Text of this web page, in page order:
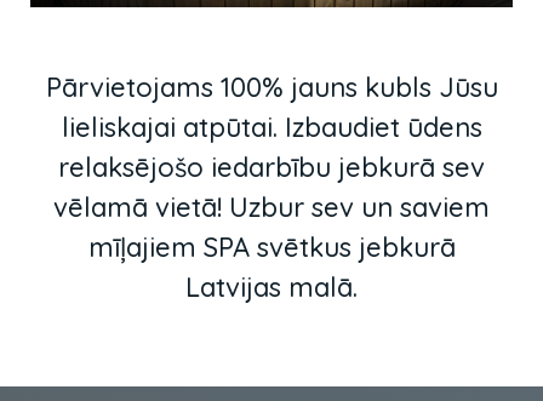
Pārvietojams 100% jauns kubls Jūsu
lieliskajai atpūtai. Izbaudiet ūdens
relaksējošo iedarbību jebkurā sev
vēlamā vietā! Uzbur sev un saviem
mīļajiem SPA svētkus jebkurā
Latvijas malā.